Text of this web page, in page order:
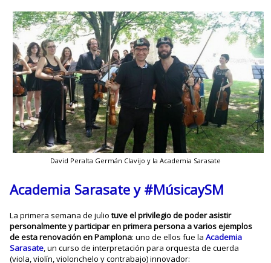
David Peralta Germán Clavijo y la Academia Sarasate
Academia Sarasate y #MúsicaySM
La primera semana de juliotuve el privilegio de poder asistir
personalmente y participar en primera persona a varios ejemplos
de esta renovación en Pamplona: uno de ellos fue laAcademia
Sarasate, un curso de interpretación para orquesta de cuerda
(viola, violín, violonchelo y contrabajo) innovador: